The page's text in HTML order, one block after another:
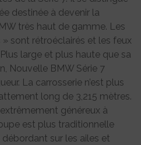
destinée à devenir la
très haut de gamme. Les
sont rétroéclairés et les feux
large et plus haute que sa
Nouvelle BMW Série 7
La carrosserie n’est plus
long de 3,215 mètres.
généreux à
est plus traditionnelle
sur les ailes et